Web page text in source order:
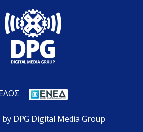
DPG Digital Media Group